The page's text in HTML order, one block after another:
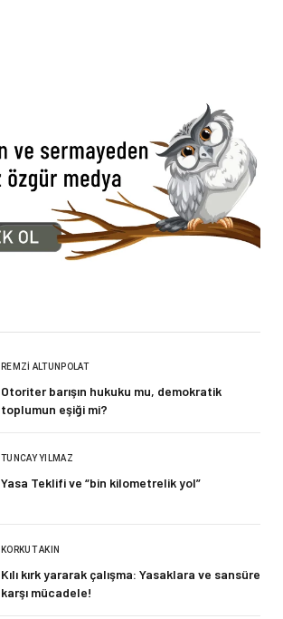
REMZI ALTUNPOLAT
Otoriter barışın hukuku mu, demokratik
toplumun eşiği mi?
TUNCAY YILMAZ
Yasa Teklifi ve “bin kilometrelik yol”
KORKUT AKIN
Kılı kırk yararak çalışma: Yasaklara ve sansüre
karşı mücadele!